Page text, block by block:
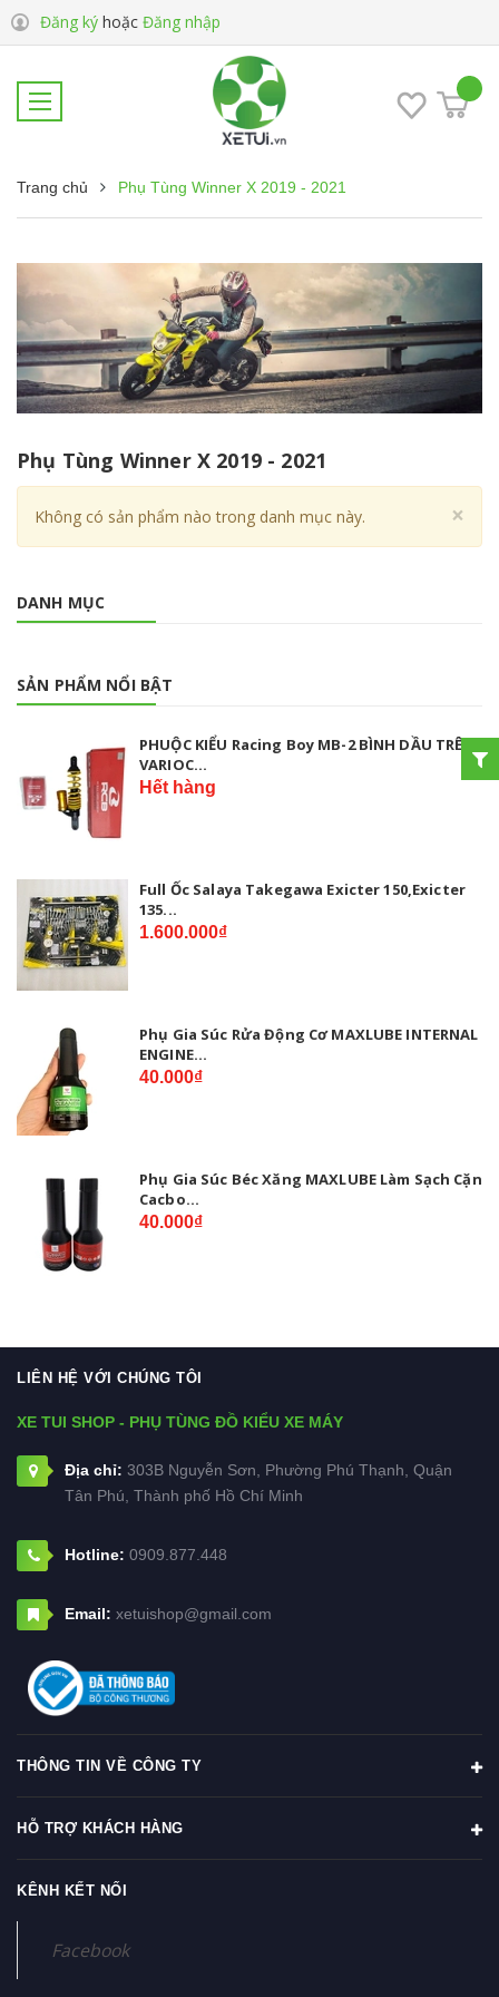
Đăng ký hoặc Đăng nhập
Trang chủ Phụ Tùng Winner X 2019 - 2021
Phụ Tùng Winner X 2019 - 2021
×
Không có sản phẩm nào trong danh mục này.
DANH MỤC
SẢN PHẨM NỔI BẬT
PHUỘC KIỂU Racing Boy MB-2 BÌNH DẦU TRÊN
VARIOC...
Hết hàng
Full Ốc Salaya Takegawa Exicter 150,Exicter
135...
1.600.000₫
Phụ Gia Súc Rửa Động Cơ MAXLUBE INTERNAL
ENGINE...
40.000₫
Phụ Gia Súc Béc Xăng MAXLUBE Làm Sạch Cặn
Cacbo...
40.000₫
LIÊN HỆ VỚI CHÚNG TÔI
XE TUI SHOP - PHỤ TÙNG ĐỒ KIỂU XE MÁY
Địa chỉ: 303B Nguyễn Sơn, Phường Phú Thạnh, Quận
Tân Phú, Thành phố Hồ Chí Minh
Hotline: 0909.877.448
Email: xetuishop@gmail.com
THÔNG TIN VỀ CÔNG TY
HỖ TRỢ KHÁCH HÀNG
KÊNH KẾT NỐI
Facebook